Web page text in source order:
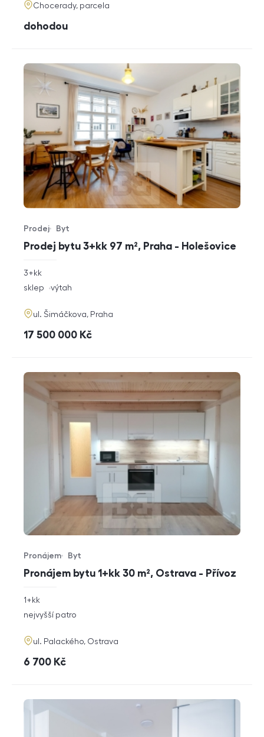
adresa
Chocerady, parcela
cena
dohodou
Prodej bytu 3+kk 97 m², Praha - Holešovice
Typ nabídky
Prodej
Typ nemovitosti
Byt
rozměry
dispozice
3+kk
funkce
sklep výtah
adresa
ul. Šimáčkova, Praha
cena
17 500 000 Kč
Pronájem bytu 1+kk 30 m², Ostrava - Přívoz
Typ nabídky
Pronájem
Typ nemovitosti
Byt
rozměry
dispozice
1+kk
funkce
nejvyšší patro
adresa
ul. Palackého, Ostrava
cena
6 700 Kč